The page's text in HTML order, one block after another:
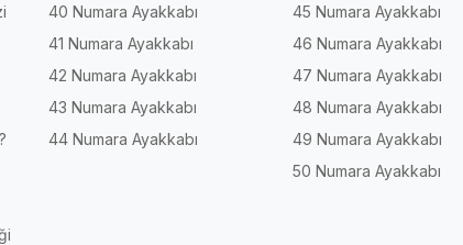
40 Numara Ayakkabı
41 Numara Ayakkabı
42 Numara Ayakkabı
43 Numara Ayakkabı
44 Numara Ayakkabı
45 Numara Ayakkabı
46 Numara Ayakkabı
47 Numara Ayakkabı
48 Numara Ayakkabı
49 Numara Ayakkabı
50 Numara Ayakkabı